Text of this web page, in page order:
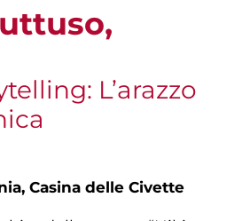
L’arazzo
Casina delle Civette